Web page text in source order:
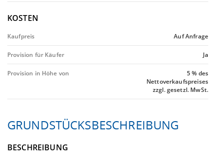
KOSTEN
Kaufpreis Auf Anfrage
Provision für Käufer Ja
Provision in Höhe von
5 % des
Nettoverkaufspreises
zzgl. gesetzl. MwSt.
GRUNDSTÜCKS­BESCHREIBUNG
BESCHREIBUNG